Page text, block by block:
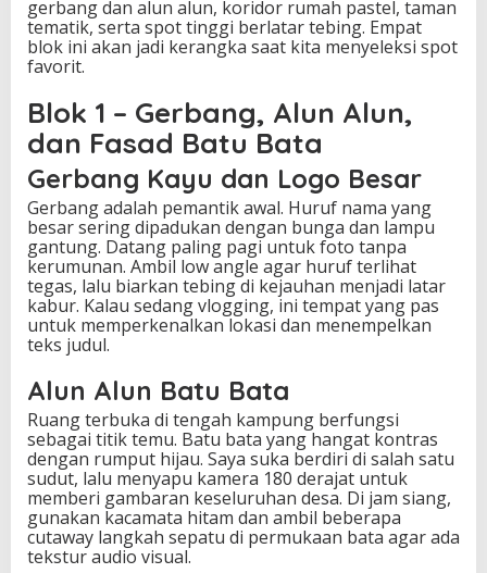
gerbang dan alun alun, koridor rumah pastel, taman
tematik, serta spot tinggi berlatar tebing. Empat
blok ini akan jadi kerangka saat kita menyeleksi spot
favorit.
Blok 1 – Gerbang, Alun Alun,
dan Fasad Batu Bata
Gerbang Kayu dan Logo Besar
Gerbang adalah pemantik awal. Huruf nama yang
besar sering dipadukan dengan bunga dan lampu
gantung. Datang paling pagi untuk foto tanpa
kerumunan. Ambil low angle agar huruf terlihat
tegas, lalu biarkan tebing di kejauhan menjadi latar
kabur. Kalau sedang vlogging, ini tempat yang pas
untuk memperkenalkan lokasi dan menempelkan
teks judul.
Alun Alun Batu Bata
Ruang terbuka di tengah kampung berfungsi
sebagai titik temu. Batu bata yang hangat kontras
dengan rumput hijau. Saya suka berdiri di salah satu
sudut, lalu menyapu kamera 180 derajat untuk
memberi gambaran keseluruhan desa. Di jam siang,
gunakan kacamata hitam dan ambil beberapa
cutaway langkah sepatu di permukaan bata agar ada
tekstur audio visual.